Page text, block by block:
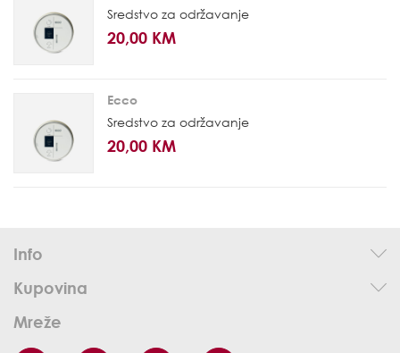
Sredstvo za održavanje
20,00 KM
Ecco
Sredstvo za održavanje
20,00 KM
Info
Kupovina
Mreže